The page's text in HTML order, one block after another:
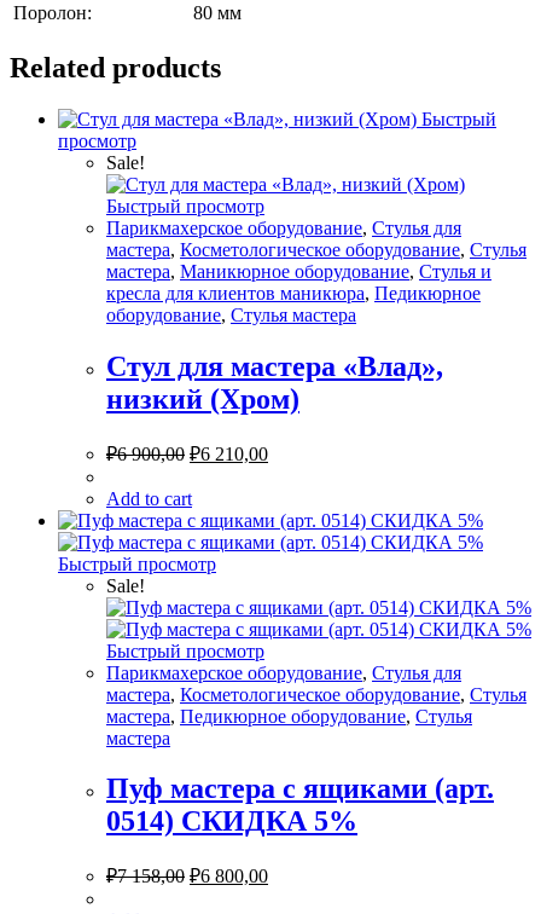
Поролон:
80 мм
Related products
Быстрый
просмотр
Sale!
Быстрый просмотр
Парикмахерское оборудование, Стулья для
мастера, Косметологическое оборудование, Стулья
мастера, Маникюрное оборудование, Стулья и
кресла для клиентов маникюра, Педикюрное
оборудование, Стулья мастера
Стул для мастера «Влад»,
низкий (Хром)
₽6 900,00 ₽6 210,00
Add to cart
Быстрый просмотр
Sale!
Быстрый просмотр
Парикмахерское оборудование, Стулья для
мастера, Косметологическое оборудование, Стулья
мастера, Педикюрное оборудование, Стулья
мастера
Пуф мастера с ящиками (арт.
0514) СКИДКА 5%
₽7 158,00 ₽6 800,00